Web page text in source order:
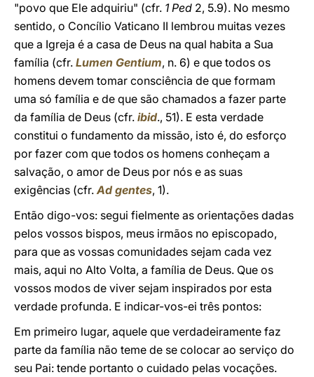
"povo que Ele adquiriu" (cfr. 1 Ped 2, 5.9). No mesmo
sentido, o Concílio Vaticano II lembrou muitas vezes
que a Igreja é a casa de Deus na qual habita a Sua
família (cfr. Lumen Gentium, n. 6) e que todos os
homens devem tomar consciência de que formam
uma só família e de que são chamados a fazer parte
da família de Deus (cfr. ibid., 51). E esta verdade
constitui o fundamento da missão, isto é, do esforço
por fazer com que todos os homens conheçam a
salvação, o amor de Deus por nós e as suas
exigências (cfr.Ad gentes, 1).
Então digo-vos: segui fielmente as orientações dadas
pelos vossos bispos, meus irmãos no episcopado,
para que as vossas comunidades sejam cada vez
mais, aqui no Alto Volta, a família de Deus. Que os
vossos modos de viver sejam inspirados por esta
verdade profunda. E indicar-vos-ei três pontos:
Em primeiro lugar, aquele que verdadeiramente faz
parte da família não teme de se colocar ao serviço do
seu Pai: tende portanto o cuidado pelas vocações.